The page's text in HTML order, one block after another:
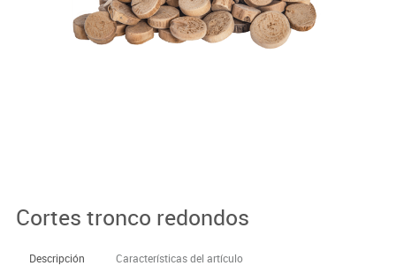
Cortes tronco redondos
Descripción Características del artículo